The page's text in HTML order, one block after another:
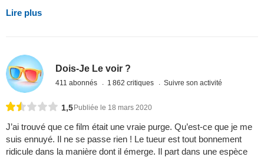
Lire plus
Dois-Je Le voir ?
411 abonnés 1 862 critiques Suivre son activité
1,5Publiée le 18 mars 2020
J’ai trouvé que ce film était une vraie purge. Qu’est-ce que je me
suis ennuyé. Il ne se passe rien ! Le tueur est tout bonnement
ridicule dans la manière dont il émerge. Il part dans une espèce